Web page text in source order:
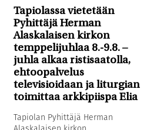
Tapiolassa vietetään
Pyhittäjä Herman
Alaskalaisen kirkon
temppelijuhlaa 8.-9.8. –
juhla alkaa ristisaatolla,
ehtoopalvelus
televisioidaan ja liturgian
toimittaa arkkipiispa Elia
Tapiolan Pyhittäjä Herman